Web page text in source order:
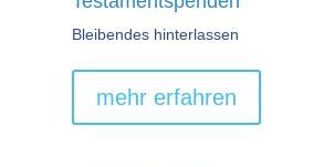
Bleibendes hinterlassen
mehr erfahren